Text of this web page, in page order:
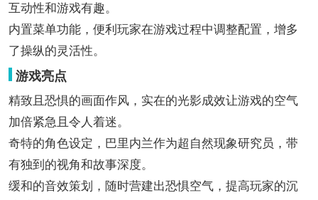
互动性和游戏有趣。
内置菜单功能，便利玩家在游戏过程中调整配置，增多
了操纵的灵活性。
游戏亮点
精致且恐惧的画面作风，实在的光影成效让游戏的空气
加倍紧急且令人着迷。
奇特的角色设定，巴里内兰作为超自然现象研究员，带
有独到的视角和故事深度。
缓和的音效策划，随时营建出恐惧空气，提高玩家的沉